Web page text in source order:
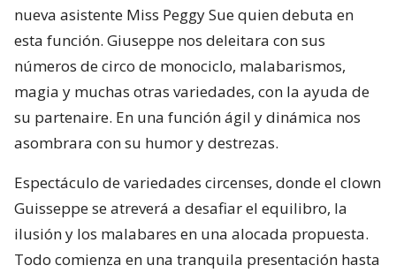
nueva asistente Miss Peggy Sue quien debuta en
esta función. Giuseppe nos deleitara con sus
números de circo de monociclo, malabarismos,
magia y muchas otras variedades, con la ayuda de
su partenaire. En una función ágil y dinámica nos
asombrara con su humor y destrezas.
Espectáculo de variedades circenses, donde el clown
Guisseppe se atreverá a desafiar el equilibro, la
ilusión y los malabares en una alocada propuesta.
Todo comienza en una tranquila presentación hasta